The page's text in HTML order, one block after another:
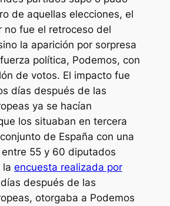
de aquellas elecciones, el
no fue el retroceso del
la aparición por sorpresa
política, Podemos, con
de votos. El impacto fue
días después de las
ya se hacían
los situaban en tercera
de España con una
55 y 60 diputados
la encuesta realizada por
después de las
otorgaba a Podemos